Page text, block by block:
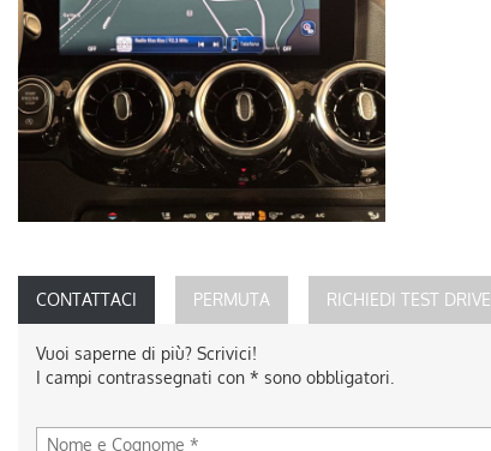
CONTATTACI PERMUTA RICHIEDI TEST DRIVE
Vuoi saperne di più? Scrivici!
I campi contrassegnati con * sono obbligatori.